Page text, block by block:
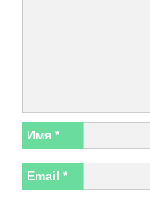
Имя *
Email *